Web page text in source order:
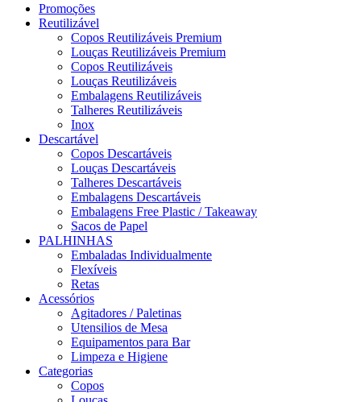
Promoções
Reutilizável
Copos Reutilizáveis Premium
Louças Reutilizáveis Premium
Copos Reutilizáveis
Louças Reutilizáveis
Embalagens Reutilizáveis
Talheres Reutilizáveis
Inox
Descartável
Copos Descartáveis
Louças Descartáveis
Talheres Descartáveis
Embalagens Descartáveis
Embalagens Free Plastic / Takeaway
Sacos de Papel
PALHINHAS
Embaladas Individualmente
Flexíveis
Retas
Acessórios
Agitadores / Paletinas
Utensilios de Mesa
Equipamentos para Bar
Limpeza e Higiene
Categorias
Copos